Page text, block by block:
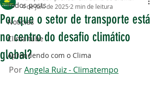
Todos posts
Notícias
Clima tube
Aprendendo com o Clima
Por que o setor de transporte está
no centro do desafio climático
global?
4 de jun. de 2025 2 min de leitura
Por Angela Ruiz - Climatempo